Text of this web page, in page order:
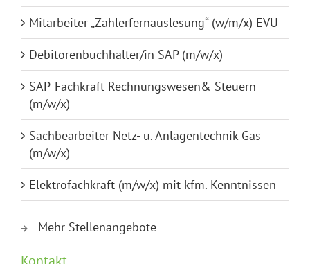
Mitarbeiter „Zählerfernauslesung“ (w/m/x) EVU
Debitorenbuchhalter/in SAP (m/w/x)
SAP-Fachkraft Rechnungswesen& Steuern
(m/w/x)
Sachbearbeiter Netz- u. Anlagentechnik Gas
(m/w/x)
Elektrofachkraft (m/w/x) mit kfm. Kenntnissen
Mehr Stellenangebote